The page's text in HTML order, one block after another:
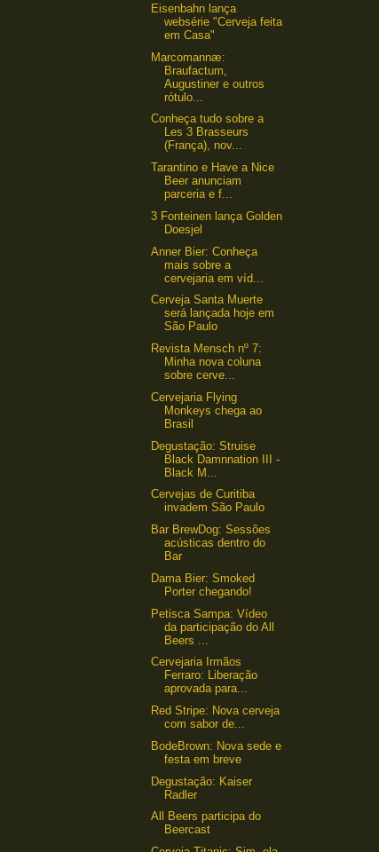
Eisenbahn lança
websérie "Cerveja feita
em Casa"
Marcomannæ:
Braufactum,
Augustiner e outros
rótulo...
Conheça tudo sobre a
Les 3 Brasseurs
(França), nov...
Tarantino e Have a Nice
Beer anunciam
parceria e f...
3 Fonteinen lança Golden
Doesjel
Anner Bier: Conheça
mais sobre a
cervejaria em víd...
Cerveja Santa Muerte
será lançada hoje em
São Paulo
Revista Mensch nº 7:
Minha nova coluna
sobre cerve...
Cervejaria Flying
Monkeys chega ao
Brasil
Degustação: Struise
Black Damnnation III -
Black M...
Cervejas de Curitiba
invadem São Paulo
Bar BrewDog: Sessões
acústicas dentro do
Bar
Dama Bier: Smoked
Porter chegando!
Petisca Sampa: Vídeo
da participação do All
Beers ...
Cervejaria Irmãos
Ferraro: Liberação
aprovada para...
Red Stripe: Nova cerveja
com sabor de...
BodeBrown: Nova sede e
festa em breve
Degustação: Kaiser
Radler
All Beers participa do
Beercast